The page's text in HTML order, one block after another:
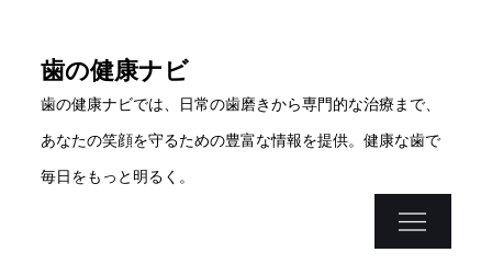
content歯の健康ナビ
歯の健康ナビでは、日常の歯磨きから専門的な治療まで、
あなたの笑顔を守るための豊富な情報を提供。健康な歯で
毎日をもっと明るく。